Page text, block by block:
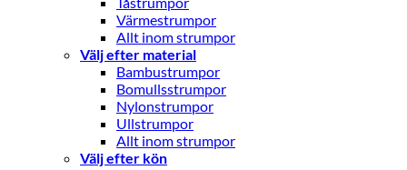
Värmestrumpor
Allt inom strumpor
Välj efter material
Bambustrumpor
Bomullsstrumpor
Nylonstrumpor
Ullstrumpor
Allt inom strumpor
Välj efter kön